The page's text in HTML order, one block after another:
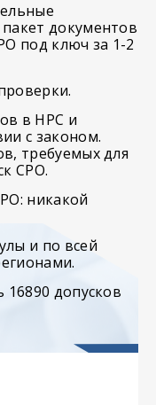
документов
под ключ за 1-2
в НРС и
с законом.
требуемых для
СРО.
никакой
и по всей
допусков